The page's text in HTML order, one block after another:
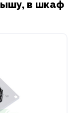
в шкаф